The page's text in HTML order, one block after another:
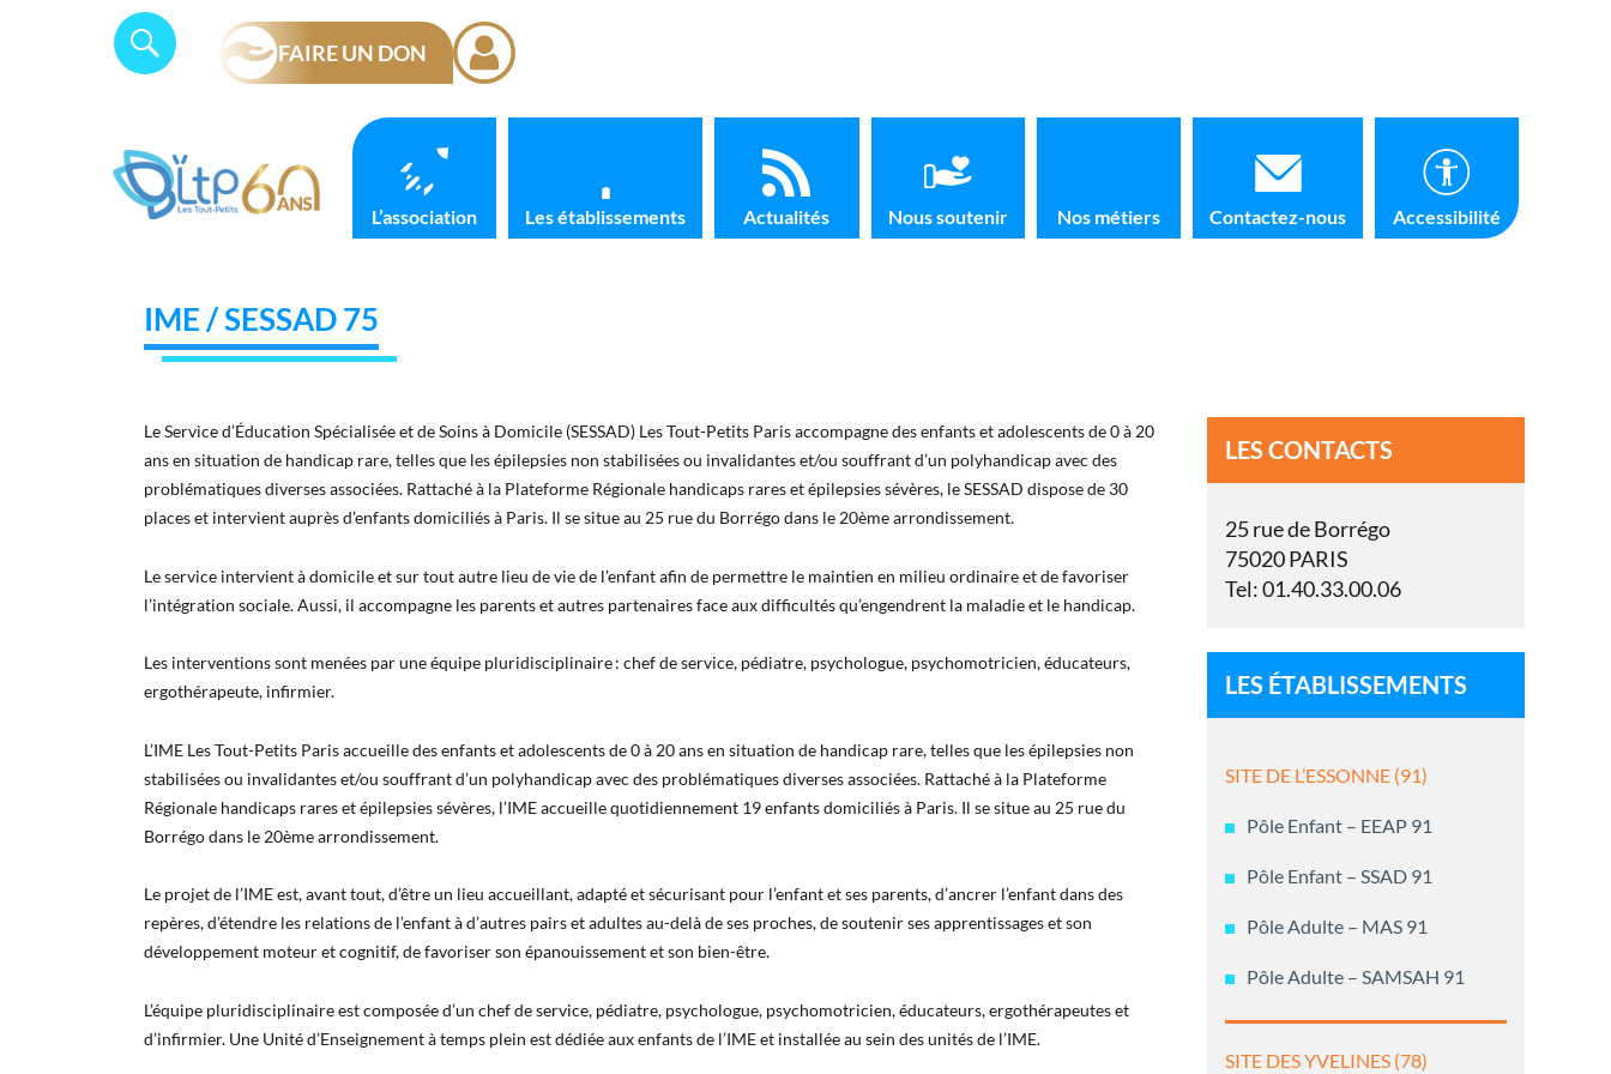
Search
SEARCH
FAIRE UN DON
L’association Les établissements Actualités Nous soutenir Nos métiers Contactez-nous Accessibilité
IME / SESSAD 75
Le Service d’Éducation Spécialisée et de Soins à Domicile (SESSAD) Les Tout-Petits Paris accompagne des enfants et adolescents de 0 à 20
ans en situation de handicap rare, telles que les épilepsies non stabilisées ou invalidantes et/ou souffrant d’un polyhandicap avec des
problématiques diverses associées. Rattaché à la Plateforme Régionale handicaps rares et épilepsies sévères, le SESSAD dispose de 30
places et intervient auprès d’enfants domiciliés à Paris. Il se situe au 25 rue du Borrégo dans le 20ème arrondissement.
Le service intervient à domicile et sur tout autre lieu de vie de l’enfant afin de permettre le maintien en milieu ordinaire et de favoriser
l’intégration sociale. Aussi, il accompagne les parents et autres partenaires face aux difficultés qu’engendrent la maladie et le handicap.
Les interventions sont menées par une équipe pluridisciplinaire : chef de service, pédiatre, psychologue, psychomotricien, éducateurs,
ergothérapeute, infirmier.
L’IME Les Tout-Petits Paris accueille des enfants et adolescents de 0 à 20 ans en situation de handicap rare, telles que les épilepsies non
stabilisées ou invalidantes et/ou souffrant d’un polyhandicap avec des problématiques diverses associées. Rattaché à la Plateforme
Régionale handicaps rares et épilepsies sévères, l’IME accueille quotidiennement 19 enfants domiciliés à Paris. Il se situe au 25 rue du
Borrégo dans le 20èmearrondissement.
Le projet de l’IME est, avant tout, d’être un lieu accueillant, adapté et sécurisant pour l’enfant et ses parents, d’ancrer l’enfant dans des
repères, d’étendre les relations de l’enfant à d’autres pairs et adultes au-delà de ses proches, de soutenir ses apprentissages et son
développement moteur et cognitif, de favoriser son épanouissement et son bien-être.
L’équipe pluridisciplinaire est composée d’un chef de service, pédiatre, psychologue, psychomotricien, éducateurs, ergothérapeutes et
d’infirmier. Une Unité d’Enseignement à temps plein est dédiée aux enfants de l’IME et installée au sein des unités de l’IME.
LES CONTACTS
25 rue de Borrégo
75020 PARIS
Tel: 01.40.33.00.06
LES ÉTABLISSEMENTS
SITE DE L’ESSONNE (91)
Pôle Enfant – EEAP 91
Pôle Enfant – SSAD 91
Pôle Adulte – MAS 91
Pôle Adulte – SAMSAH 91
SITE DES YVELINES (78)
Panneau de gestion des cookies